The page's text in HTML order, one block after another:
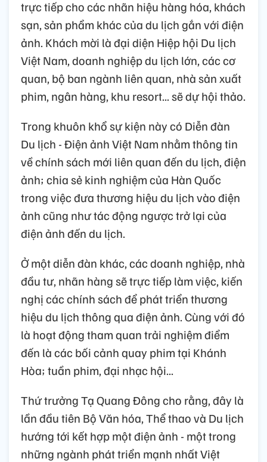
trực tiếp cho các nhãn hiệu hàng hóa, khách
sạn, sản phẩm khác của du lịch gắn với điện
ảnh. Khách mời là đại diện Hiệp hội Du lịch
Việt Nam, doanh nghiệp du lịch lớn, các cơ
quan, bộ ban ngành liên quan, nhà sản xuất
phim, ngân hàng, khu resort... sẽ dự hội thảo.
Trong khuôn khổ sự kiện này có Diễn đàn
Du lịch - Điện ảnh Việt Nam nhằm thông tin
về chính sách mới liên quan đến du lịch, điện
ảnh; chia sẻ kinh nghiệm của Hàn Quốc
trong việc đưa thương hiệu du lịch vào điện
ảnh cũng như tác động ngược trở lại của
điện ảnh đến du lịch.
Ở một diễn đàn khác, các doanh nghiệp, nhà
đầu tư, nhãn hàng sẽ trực tiếp làm việc, kiến
nghị các chính sách để phát triển thương
hiệu du lịch thông qua điện ảnh. Cùng với đó
là hoạt động tham quan trải nghiệm điểm
đến là các bối cảnh quay phim tại Khánh
Hòa; tuần phim, đại nhạc hội...
Thứ trưởng Tạ Quang Đông cho rằng, đây là
lần đầu tiên Bộ Văn hóa, Thể thao và Du lịch
hướng tới kết hợp một điện ảnh - một trong
những ngành phát triển mạnh nhất Việt